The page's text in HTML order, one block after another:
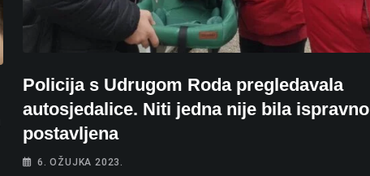
Policija s Udrugom Roda pregledavala
autosjedalice. Niti jedna nije bila ispravno
postavljena
6. OŽUJKA 2023.